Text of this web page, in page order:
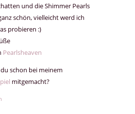
und die Shimmer Pearls
schön, vielleicht werd ich
probieren :)
Pearlsheaven
du schon bei meinem
mitgemacht?